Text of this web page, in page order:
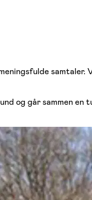
samtaler.
og går sammen en